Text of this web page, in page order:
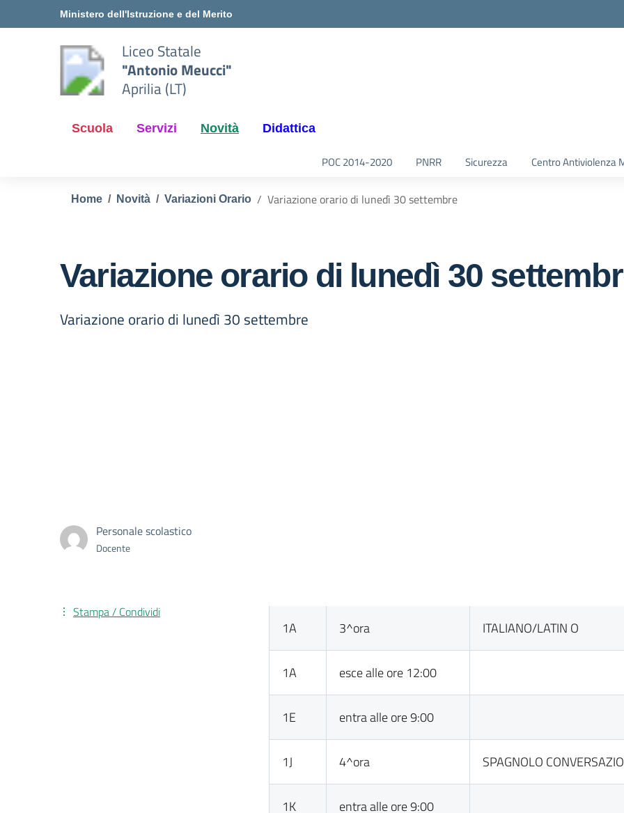
Vai ai contenuti
Vai al menu di navigazioneMinistero dell'Istruzione e del Merito
Liceo Statale
"Antonio Meucci"
Aprilia (LT)
Scuola Servizi Novità Didattica
POC 2014-2020 PNRR Sicurezza Centro Antiviolenza
Home Novità Variazioni Orario Variazione orario di lunedì 30 settembre
Variazione orario di lunedì 30
Variazione orario di lunedì 30 settembre
Personale scolastico
Docente
1A 3^ora ITALIANO/LATIN O
1A esce alle ore 12:00
1E entra alle ore 9:00
1J 4^ora SPAGNOLO
1K entra alle ore 9:00
Stampa / Condividi